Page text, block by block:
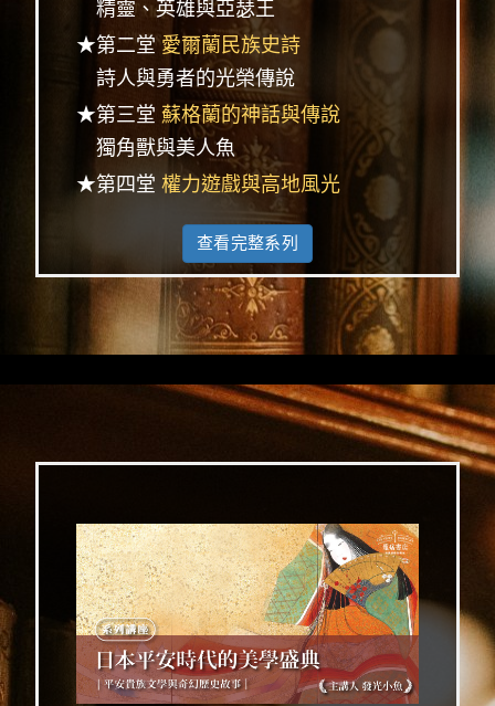
精靈、英雄與亞瑟王
★第二堂愛爾蘭民族史詩
詩人與勇者的光榮傳說
★第三堂 蘇格蘭的神話與傳說
獨角獸與美人魚
★第四堂 權力遊戲與高地風光
查看完整系列